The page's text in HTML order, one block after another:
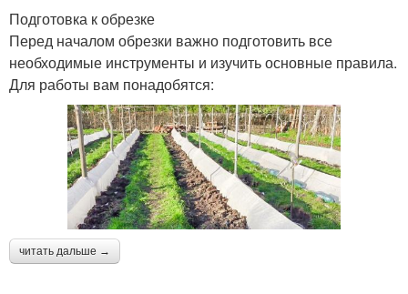
Подготовка к обрезке
Перед началом обрезки важно подготовить все
необходимые инструменты и изучить основные правила.
Для работы вам понадобятся:
читать дальше →